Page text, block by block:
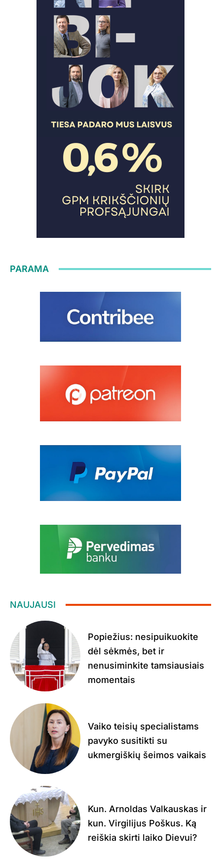
PARAMA
NAUJAUSI
Popiežius: nesipuikuokite
dėl sėkmės, bet ir
nenusiminkite tamsiausiais
momentais
Vaiko teisių specialistams
pavyko susitikti su
ukmergiškių šeimos vaikais
Kun. Arnoldas Valkauskas ir
kun. Virgilijus Poškus. Ką
reiškia skirti laiko Dievui?